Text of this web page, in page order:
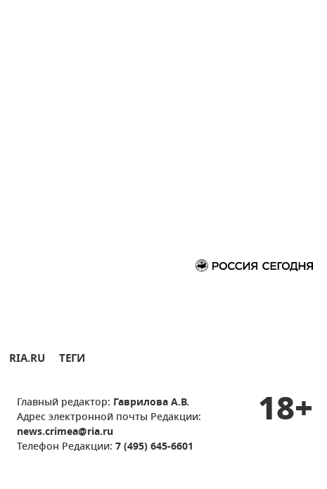
RIA.RU ТЕГИ
Главный редактор: Гаврилова А.В.
Адрес электронной почты Редакции:
news.crimea@ria.ru
Телефон Редакции: 7 (495) 645-6601
18+